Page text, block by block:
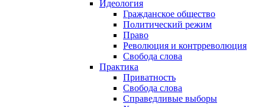
Идеология
Гражданское общество
Политический режим
Право
Революция и контрреволюция
Свобода слова
Практика
Приватность
Свобода слова
Справедливые выборы